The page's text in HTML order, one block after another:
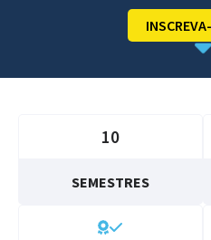
10
SEMESTRES